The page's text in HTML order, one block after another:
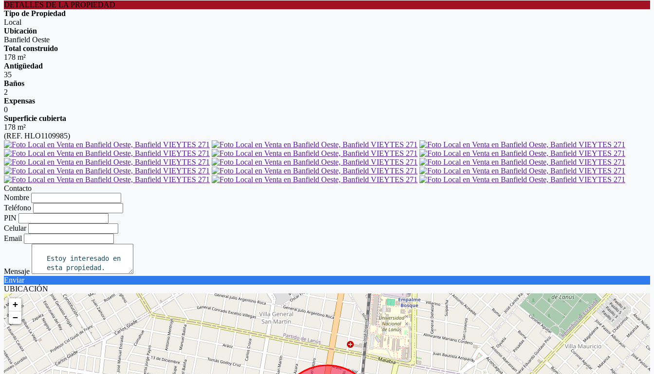
DETALLES DE LA PROPIEDAD
Tipo de Propiedad
Local
Ubicación
Banfield Oeste
Total construido
178 m²
Antigüedad
35
Baños
2
Expensas
0
Superficie cubierta
178 m²
(REF. HLO1109985)
Contacto
Nombre
Teléfono
PIN
Celular
Email
Mensaje
Enviar
UBICACIÓN
+
−